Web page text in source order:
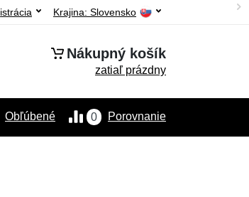
Krajina: Slovensko
Nákupný košík
zatiaľ prázdny
0 Porovnanie
Obľúbené